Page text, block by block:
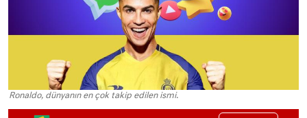
Ronaldo, dünyanın en çok takip edilen ismi.